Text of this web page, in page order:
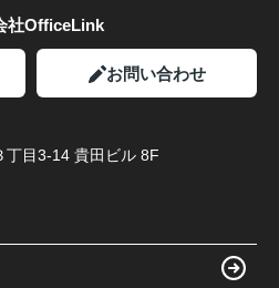
社OfficeLink
お問い合わせ
丁目3-14 貴田ビル 8F